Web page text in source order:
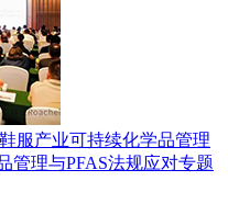
服产业可持续化学品管理
管理与PFAS法规应对专题